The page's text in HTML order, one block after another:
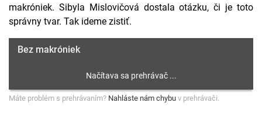
makróniek. Sibyla Mislovičová dostala otázku, či je toto
správny tvar. Tak ideme zistiť.
Bez makróniek
Máte problém s prehrávaním? Nahláste nám chybu v prehrávači.